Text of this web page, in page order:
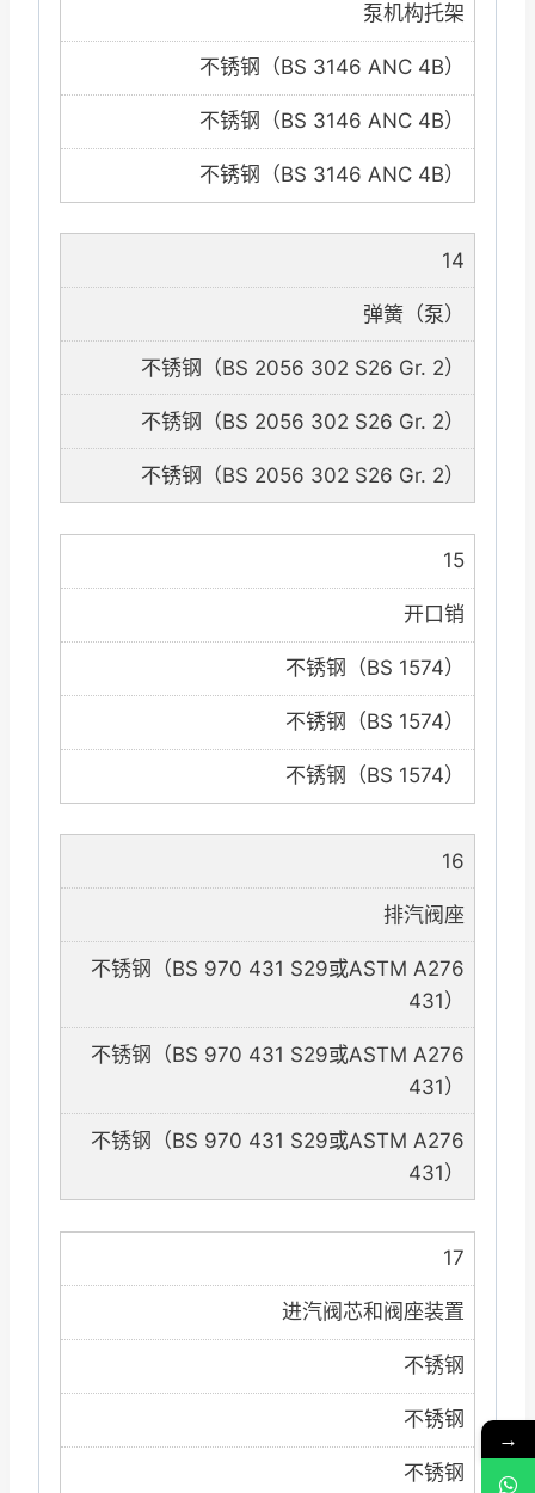
泵机构托架
不锈钢（BS 3146 ANC 4B）
不锈钢（BS 3146 ANC 4B）
不锈钢（BS 3146 ANC 4B）
14
弹簧（泵）
不锈钢（BS 2056 302 S26 Gr. 2）
不锈钢（BS 2056 302 S26 Gr. 2）
不锈钢（BS 2056 302 S26 Gr. 2）
15
开口销
不锈钢（BS 1574）
不锈钢（BS 1574）
不锈钢（BS 1574）
16
排汽阀座
不锈钢（BS 970 431 S29或ASTM A276
431）
不锈钢（BS 970 431 S29或ASTM A276
431）
不锈钢（BS 970 431 S29或ASTM A276
431）
17
进汽阀芯和阀座装置
不锈钢
不锈钢
不锈钢
→